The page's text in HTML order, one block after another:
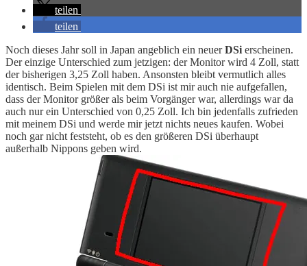
teilen
teilen
Noch dieses Jahr soll in Japan angeblich ein neuerDSi erscheinen.
Der einzige Unterschied zum jetzigen: der Monitor wird 4 Zoll, statt
der bisherigen 3,25 Zoll haben. Ansonsten bleibt vermutlich alles
identisch. Beim Spielen mit dem DSi ist mir auch nie aufgefallen,
dass der Monitor größer als beim Vorgänger war, allerdings war da
auch nur ein Unterschied von 0,25 Zoll. Ich bin jedenfalls zufrieden
mit meinem DSi und werde mir jetzt nichts neues kaufen. Wobei
noch gar nicht feststeht, ob es den größeren DSi überhaupt
außerhalb Nippons geben wird.